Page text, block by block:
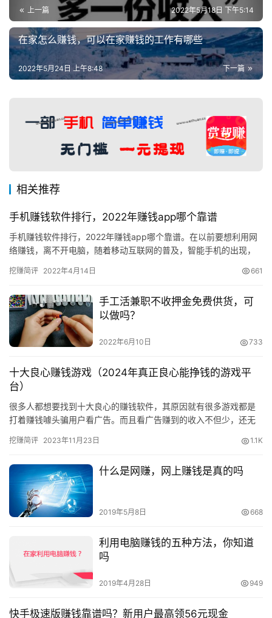
上一篇 2022年5月18日 下午5:14
在家怎么赚钱，可以在家赚钱的工作有哪些
下一篇
2022年5月24日 上午8:48
相关推荐
手机赚钱软件排行，2022年赚钱app哪个靠谱
手机赚钱软件排行，2022年赚钱app哪个靠谱。在以前要想利用网
络赚钱，离不开电脑，随着移动互联网的普及，智能手机的出现，
挖赚简评 2022年4月14日 661
手工活兼职不收押金免费供货，可
以做吗？
2022年6月10日 733
十大良心赚钱游戏（2024年真正良心能挣钱的游戏平
台）
很多人都想要找到十大良心的赚钱软件，其原因就有很多游戏都是
打着赚钱噱头骗用户看广告。而且看广告赚到的收入不但少，还无
选择真…
挖赚简评 2023年11月23日 1.1K
什么是网赚，网上赚钱是真的吗
2019年5月8日 668
利用电脑赚钱的五种方法，你知道
吗
2019年4月28日 949
快手极速版赚钱靠谱吗？新用户最高领56元现金